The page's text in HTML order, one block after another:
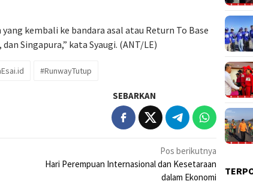
kembali ke bandara asal atau Return To Base
Singapura,” kata Syaugi. (ANT/LE)
#RunwayTutup
SEBARKAN
Pos berikutnya
Hari Perempuan Internasional dan Kesetaraan
dalam Ekonomi